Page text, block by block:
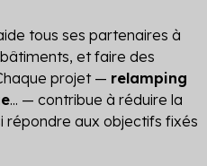
tous ses partenaires à
et faire des
projet — relamping
... — contribue à réduire la
répondre aux objectifs fixés